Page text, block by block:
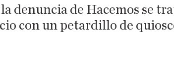
denuncia de Hacemos se
con un petardillo de